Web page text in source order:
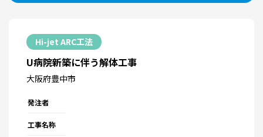
Hi-jet ARC工法
U病院新築に伴う解体工事
大阪府豊中市
発注者
工事名称